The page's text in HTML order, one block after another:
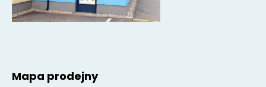
Mapa prodejny